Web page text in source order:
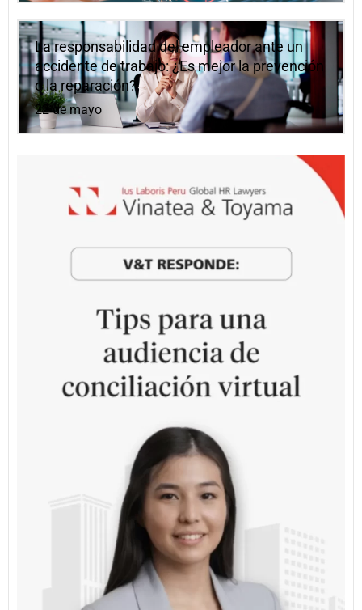
La responsabilidad del empleador ante un
accidente de trabajo: ¿Es mejor la prevención
o la reparación?
22 de mayo